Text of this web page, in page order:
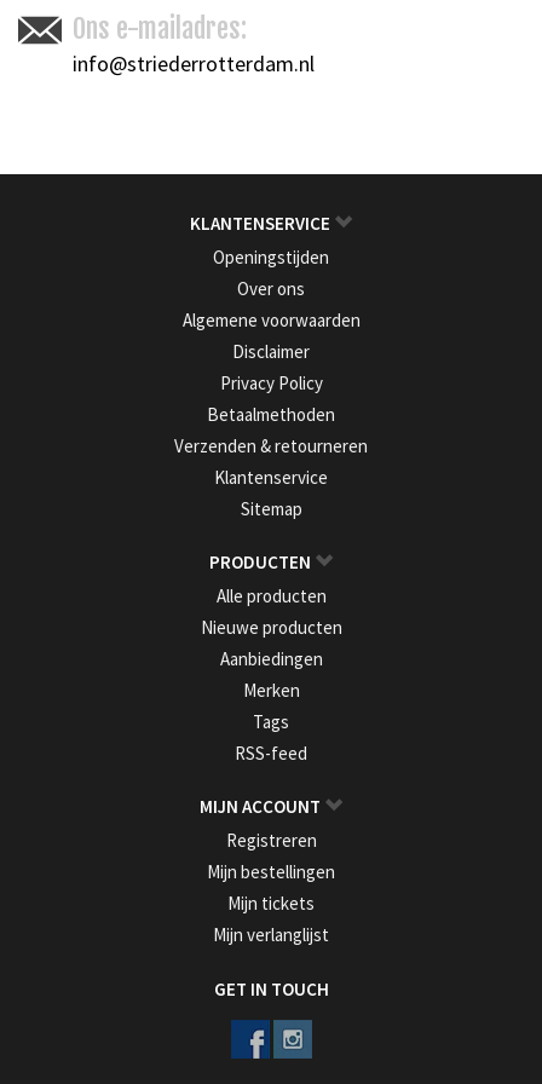
Ons e-mailadres:
info@striederrotterdam.nl
KLANTENSERVICE
Openingstijden
Over ons
Algemene voorwaarden
Disclaimer
Privacy Policy
Betaalmethoden
Verzenden & retourneren
Klantenservice
Sitemap
PRODUCTEN
Alle producten
Nieuwe producten
Aanbiedingen
Merken
Tags
RSS-feed
MIJN ACCOUNT
Registreren
Mijn bestellingen
Mijn tickets
Mijn verlanglijst
GET IN TOUCH